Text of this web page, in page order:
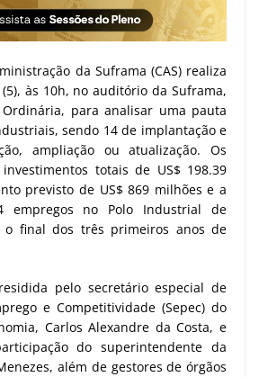
da Suframa (CAS) realiza
às 10h, no auditório da Suframa,
Ordinária, para analisar uma pauta
sendo 14 de implantação e
ampliação ou atualização. Os
totais de US$ 198.39
previsto de US$ 869 milhões e a
empregos no Polo Industrial de
o final dos três primeiros anos de
pelo secretário especial de
e Competitividade (Sepec) do
Carlos Alexandre da Costa, e
do superintendente da
além de gestores de órgãos